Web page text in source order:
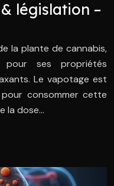
législation –
la plante de cannabis,
ses propriétés
Le vapotage est
consommer cette
la dose…